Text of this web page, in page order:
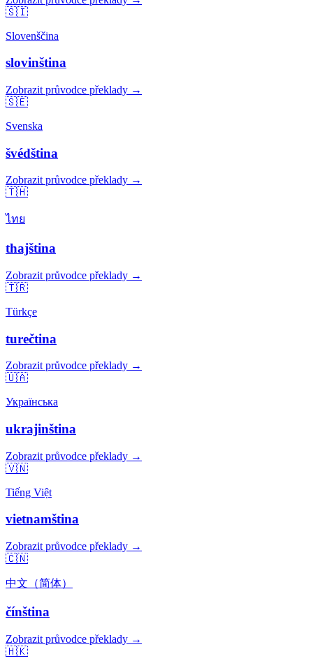
🇸🇮
Slovenščina
slovinština
Zobrazit průvodce překlady →
🇸🇪
Svenska
švédština
Zobrazit průvodce překlady →
🇹🇭
ไทย
thajština
Zobrazit průvodce překlady →
🇹🇷
Türkçe
turečtina
Zobrazit průvodce překlady →
🇺🇦
Українська
ukrajinština
Zobrazit průvodce překlady →
🇻🇳
Tiếng Việt
vietnamština
Zobrazit průvodce překlady →
🇨🇳
中文（简体）
čínština
Zobrazit průvodce překlady →
🇭🇰